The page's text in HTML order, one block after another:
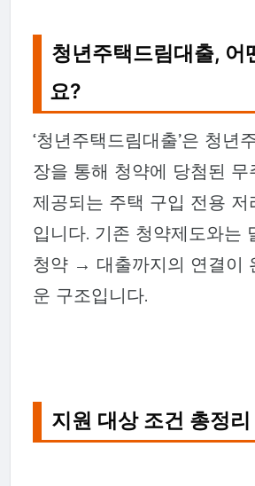
청년주택드림대출, 어
요?
‘청년주택드림대출’은 청년
장을 통해 청약에 당첨된 무
제공되는 주택 구입 전용 저
입니다. 기존 청약제도와는
청약 → 대출까지의 연결이
운 구조입니다.
지원 대상 조건 총정리